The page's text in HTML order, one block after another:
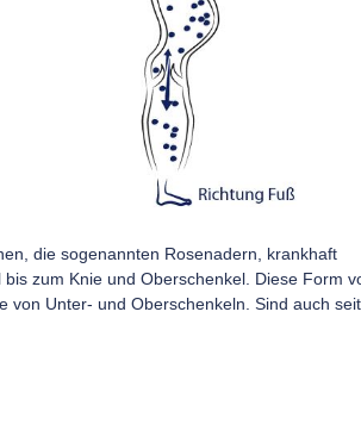
die sogenannten Rosenadern, krankhaft
zum Knie und Oberschenkel. Diese Form
von Unter- und Oberschenkeln. Sind auch